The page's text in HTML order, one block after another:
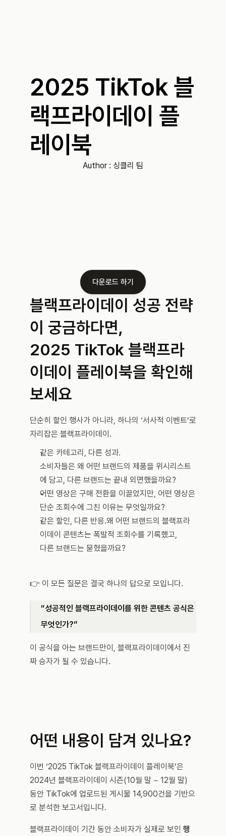
2025 TikTok 블
랙프라이데이 플
레이북
Author : 싱클리 팀
블랙프라이데이 성공 전략
이 궁금하다면,
2025 TikTok 블랙프라
이데이 플레이북을 확인해
보세요
단순히 할인 행사가 아니라, 하나의 ‘서사적 이벤트’로
자리잡은 블랙프라이데이.
같은 카테고리, 다른 성과.
소비자들은 왜 어떤 브랜드의 제품을 위시리스트
에 담고, 다른 브랜드는 끝내 외면했을까요?
어떤 영상은 구매 전환을 이끌었지만, 어떤 영상은
단순 조회수에 그친 이유는 무엇일까요?
같은 할인, 다른 반응.왜 어떤 브랜드의 블랙프라
이데이 콘텐츠는 폭발적 조회수를 기록했고,
다른 브랜드는 묻혔을까요?
👉 이 모든 질문은 결국 하나의 답으로 모입니다.
“성공적인 블랙프라이데이를 위한 콘텐츠 공식은
무엇인가?”
이 공식을 아는 브랜드만이, 블랙프라이데이에서 진
짜 승자가 될 수 있습니다.
어떤 내용이 담겨 있나요?
이번 ‘2025 TikTok 블랙프라이데이 플레이북’은
2024년 블랙프라이데이 시즌(10월 말 ~ 12월 말)
동안 TikTok에 업로드된 게시물 14,900건을 기반으
로 분석한 보고서입니다.
블랙프라이데이 기간 동안 소비자가 실제로 보인 행
다운로드 하기